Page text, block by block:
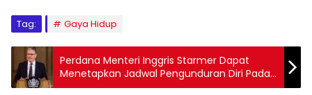
Tag: Gaya Hidup
Perdana Menteri Inggris Starmer Dapat
Menetapkan Jadwal Pengunduran Diri Pada
Senin